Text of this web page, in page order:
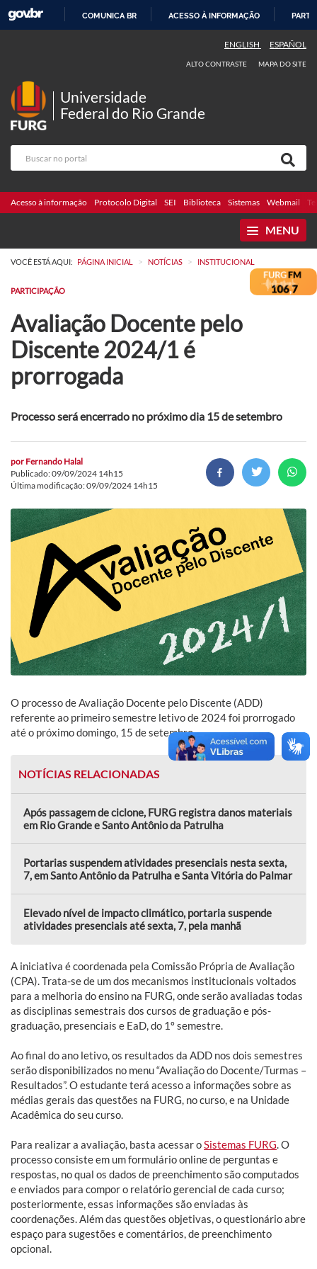
COMUNICA BR ACESSO À INFORMAÇÃO
ENGLISH ESPAÑOL
ALTO CONTRASTE MAPA DO SITE
Universidade
Federal do Rio Grande
Acesso à informação Protocolo Digital SEI Biblioteca Sistemas Webmail
MENU
VOCÊ ESTÁ AQUI: PÁGINA INICIAL > NOTÍCIAS > INSTITUCIONAL
PARTICIPAÇÃO
Avaliação Docente pelo
Discente 2024/1 é
prorrogada
Processo será encerrado no próximo dia 15 de setembro
por Fernando Halal
Publicado: 09/09/2024 14h15
Última modificação: 09/09/2024 14h15
O processo de Avaliação Docente pelo Discente (ADD)
referente ao primeiro semestre letivo de 2024 foi prorrogado
até o próximo domingo, 15 de setembro.
NOTÍCIAS RELACIONADAS
Após passagem de ciclone, FURG registra danos materiais
em Rio Grande e Santo Antônio da Patrulha
Portarias suspendem atividades presenciais nesta sexta,
7, em Santo Antônio da Patrulha e Santa Vitória do Palmar
Elevado nível de impacto climático, portaria suspende
atividades presenciais até sexta, 7, pela manhã
A iniciativa é coordenada pela Comissão Própria de Avaliação
(CPA). Trata-se de um dos mecanismos institucionais voltados
para a melhoria do ensino na FURG, onde serão avaliadas todas
as disciplinas semestrais dos cursos de graduação e pós-
graduação, presenciais e EaD, do 1º semestre.
Ao final do ano letivo, os resultados da ADD nos dois semestres
serão disponibilizados no menu “Avaliação do Docente/Turmas –
Resultados”. O estudante terá acesso a informações sobre as
médias gerais das questões na FURG, no curso, e na Unidade
Acadêmica do seu curso.
Para realizar a avaliação, basta acessar oSistemas FURG. O
processo consiste em um formulário online de perguntas e
respostas, no qual os dados de preenchimento são computados
e enviados para compor o relatório gerencial de cada curso;
posteriormente, essas informações são enviadas às
coordenações. Além das questões objetivas, o questionário abre
espaço para sugestões e comentários, de preenchimento
opcional.